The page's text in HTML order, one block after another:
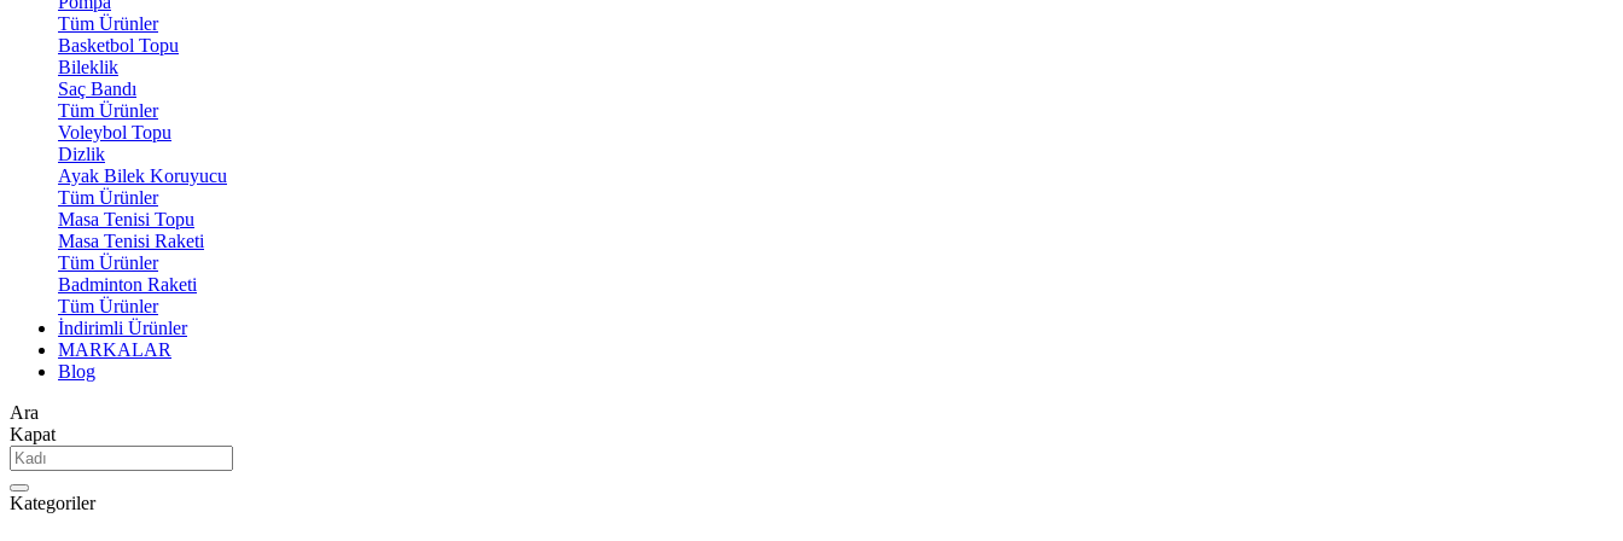
Tüm Ürünler
Basketbol Topu
Bileklik
Saç Bandı
Tüm Ürünler
Voleybol Topu
Dizlik
Ayak Bilek Koruyucu
Tüm Ürünler
Masa Tenisi Topu
Masa Tenisi Raketi
Tüm Ürünler
Badminton Raketi
Tüm Ürünler
İndirimli Ürünler
MARKALAR
Blog
Ara
Kapat
Kategoriler